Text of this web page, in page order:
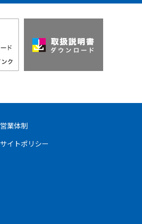
営業体制
サイトポリシー